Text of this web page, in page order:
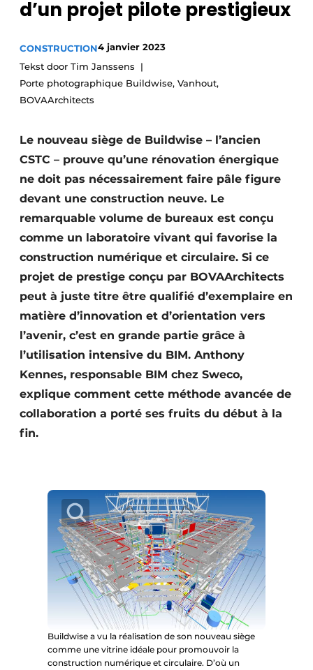
Termes et conditions
Construction bois
Contrôle d’accès
Éclairage
Fondations
Façades
Géotextiles
Infrastructures souterraines et égouttage
Rénovation
Sécurité incendie
Software
d’un projet pilote prestigieux
CONSTRUCTION4 janvier 2023
Tekst door Tim Janssens
Porte photographique Buildwise, Vanhout,
BOVAArchitects
Le nouveau siège de Buildwise – l’ancien
CSTC – prouve qu’une rénovation énergique
ne doit pas nécessairement faire pâle figure
devant une construction neuve. Le
remarquable volume de bureaux est conçu
comme un laboratoire vivant qui favorise la
construction numérique et circulaire. Si ce
projet de prestige conçu par BOVAArchitects
peut à juste titre être qualifié d’exemplaire en
matière d’innovation et d’orientation vers
l’avenir, c’est en grande partie grâce à
l’utilisation intensive du BIM. Anthony
Kennes, responsable BIM chez Sweco,
explique comment cette méthode avancée de
collaboration a porté ses fruits du début à la
fin.
Buildwise a vu la réalisation de son nouveau siège
comme une vitrine idéale pour promouvoir la
construction numérique et circulaire. D’où un